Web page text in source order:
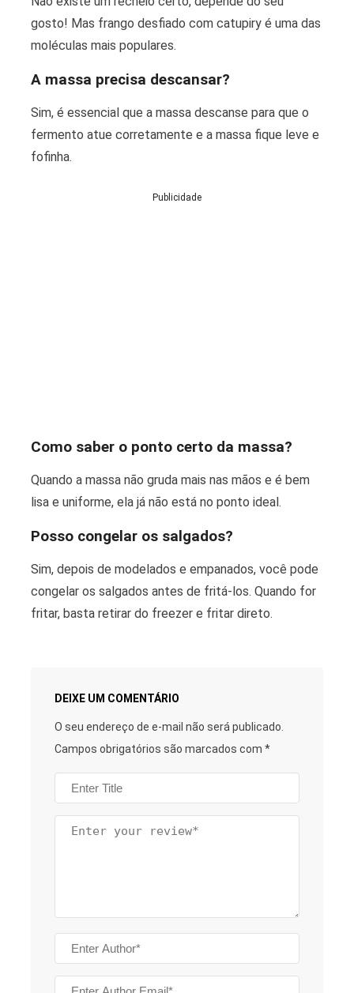
gosto! Mas frango desfiado com catupiry é uma das
moléculas mais populares.
A massa precisa descansar?
Sim, é essencial que a massa descanse para que o
fermento atue corretamente e a massa fique leve e
fofinha.
Publicidade
Como saber o ponto certo da massa?
Quando a massa não gruda mais nas mãos e é bem
lisa e uniforme, ela já não está no ponto ideal.
Posso congelar os salgados?
Sim, depois de modelados e empanados, você pode
congelar os salgados antes de fritá-los. Quando for
fritar, basta retirar do freezer e fritar direto.
DEIXE UM COMENTÁRIO
O seu endereço de e-mail não será publicado.
Campos obrigatórios são marcados com *